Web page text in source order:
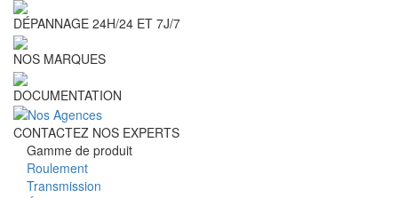
DÉPANNAGE 24H/24 ET 7J/7
NOS MARQUES
DOCUMENTATION
CONTACTEZ NOS EXPERTS
Gamme de produit
Roulement
Transmission